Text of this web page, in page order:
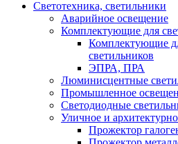
Светотехника, светильники
Аварийное освещение
Комплектующие для
Комплектующие
светильников
ЭПРА, ПРА
Люминисцентные
Промышленное
Светодиодные
Уличное и
Прожектор